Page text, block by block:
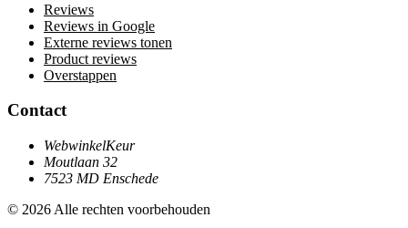
Reviews
Reviews in Google
Externe reviews tonen
Product reviews
Overstappen
Contact
WebwinkelKeur
Moutlaan 32
7523 MD Enschede
© 2026 Alle rechten voorbehouden